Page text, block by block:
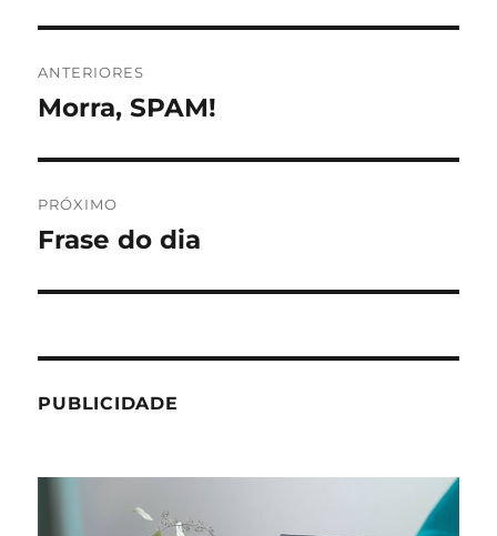
de
ANTERIORES
Post
Morra, SPAM!
PRÓXIMO
Próximo
Frase do dia
PUBLICIDADE